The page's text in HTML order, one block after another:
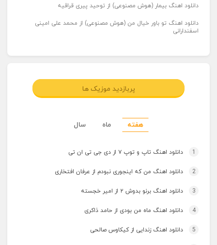
دانلود اهنگ بیمار (هوش مصنوعی) از توحید پیری قراقیه
دانلود اهنگ تو باور خیال من (هوش مصنوعی) از محمد علی امینی
اسفندارانی
پربازدید موزیک ها
هفته ماه سال
1 دانلود اهنگ تاپ و توپ ۷ از دی جی تی ان تی
2 دانلود اهنگ من که اینجوری نبودم از عرفان افتخاری
3 دانلود اهنگ برنو بدوش ۲ از امیر خجسته
4 دانلود اهنگ ماه من بودی از حامد ذاکری
5 دانلود اهنگ زندایی از کیکاوس صالحی